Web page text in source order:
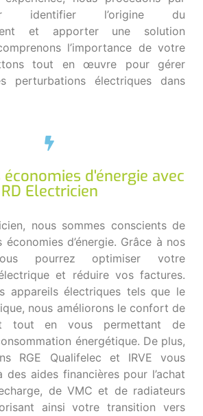
identifier l’origine du
et apporter une solution
l’importance de votre
tout en œuvre pour gérer
perturbations électriques dans
économies d'énergie avec
RD Electricien
nous sommes conscients de
économies d’énergie. Grâce à nos
pourrez optimiser votre
et réduire vos factures.
appareils électriques tels que le
nous améliorons le confort de
tout en vous permettant de
énergétique. De plus,
RGE Qualifelec et IRVE vous
des aides financières pour l’achat
de VMC et de radiateurs
ainsi votre transition vers